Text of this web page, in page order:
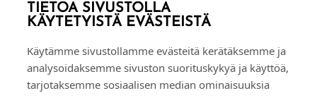
TIETOA SIVUSTOLLA
KÄYTETYISTÄ EVÄSTEISTÄ
Käytämme sivustollamme evästeitä kerätäksemme ja
analysoidaksemme sivuston suorituskykyä ja käyttöä,
tarjotaksemme sosiaalisen median ominaisuuksia